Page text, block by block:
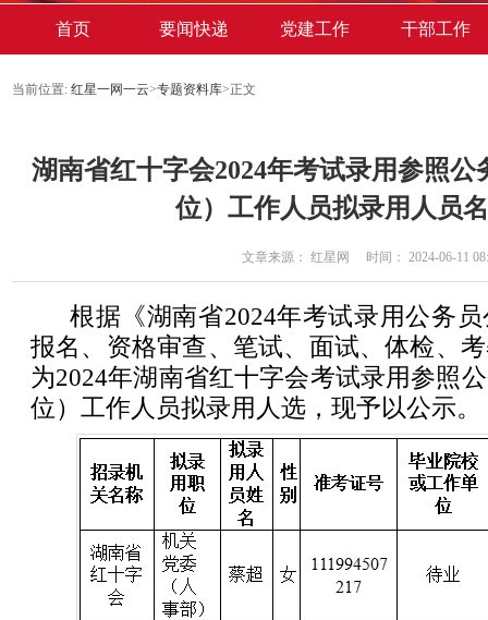
首页 要闻快递 党建工作 干部工作
当前位置: 红星一网一云>专题资料库>正文
湖南省红十字会2024年考试录用参照
位）工作人员拟录用人员
文章来源： 红星网 时间： 2024-06-11
根据《湖南省2024年考试录用公务
报名、资格审查、笔试、面试、体检、
为2024年湖南省红十字会考试录用参照
位）工作人员拟录用人选，现予以公示。